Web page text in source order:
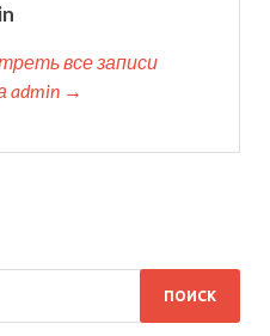
все записи
admin →